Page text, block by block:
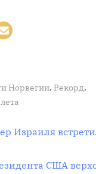
Норвегии,Рекорд,
Израиля
США